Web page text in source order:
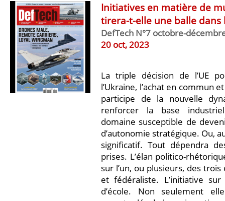
Initiatives en matière de
tirera-t-elle une balle dans
DefTech N°7 octobre-
20 oct, 2023
La triple décision de l’UE
l’Ukraine, l’achat en commun
participe de la nouvelle
renforcer la base
domaine susceptible de
d’autonomie stratégique. Ou,
significatif. Tout dépendra
prises. L’élan politico-
sur l’un, ou plusieurs, des
et fédéraliste. L’initiative
d’école. Non seulement